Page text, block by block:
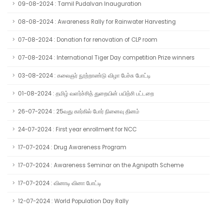
09-08-2024 : Tamil Pudalvan Inauguration
08-08-2024 : Awareness Rally for Rainwater Harvesting
07-08-2024 : Donation for renovation of CLP room
07-08-2024 : International Tiger Day competition Prize winners
03-08-2024 : கலைஞர் நூற்றாண்டு விழா பேச்சு போட்டி
01-08-2024 : தமிழ் வளர்ச்சித் துறையின் பயிற்சி பட்டறை
26-07-2024 : 25வது கார்கில் போர் நினைவு தினம்
24-07-2024 : First year enrollment for NCC
17-07-2024 : Drug Awareness Program
17-07-2024 : Awareness Seminar on the Agnipath Scheme
17-07-2024 : வினாடி வினா போட்டி
12-07-2024 : World Population Day Rally